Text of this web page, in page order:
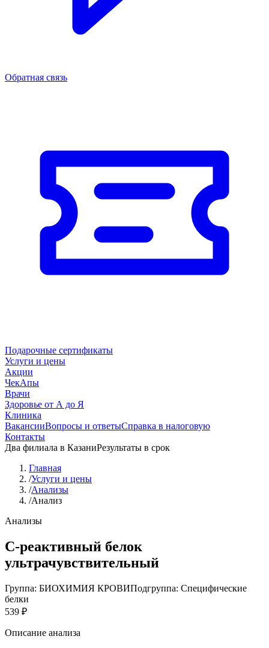
Обратная связь
Подарочные сертификаты
Услуги и цены
Акции
ЧекАпы
Врачи
Здоровье от А до Я
Клиника
ВакансииВопросы и ответыСправка в налоговую
Контакты
Два филиала в КазаниРезультаты в срок
Главная
/Услуги и цены
/Анализы
/Анализ
Анализы
С-реактивный белок
ультрачувствительный
Группа: БИОХИМИЯ КРОВИПодгруппа: Специфические
белки
539 ₽
Описание анализа